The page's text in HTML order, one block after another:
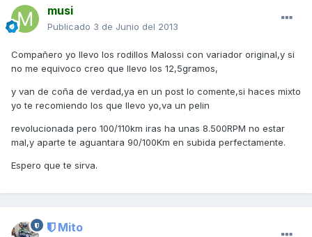
musi
Publicado 3 de Junio del 2013
Compañero yo llevo los rodillos Malossi con variador original,y si
no me equivoco creo que llevo los 12,5gramos,
y van de coña de verdad,ya en un post lo comente,si haces mixto
yo te recomiendo los que llevo yo,va un pelin
revolucionada pero 100/110km iras ha unas 8.500RPM no estar
mal,y aparte te aguantara 90/100Km en subida perfectamente.
Espero que te sirva.
Mito